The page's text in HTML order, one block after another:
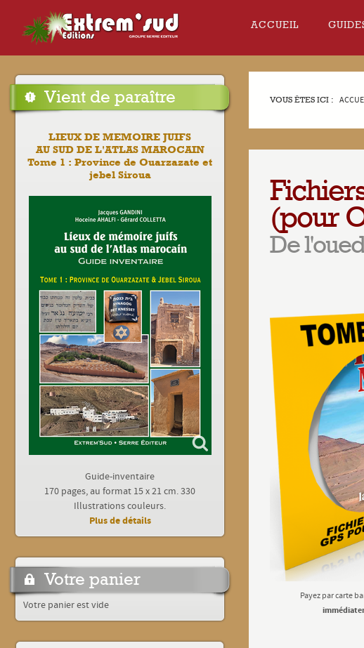
ACCUEIL
Vient de paraître
LIEUX DE MEMOIRE JUIFS
AU SUD DE L'ATLAS MAROCAIN
Tome 1 : Province de Ouarzazate et
jebel Siroua
Guide-inventaire
170 pages, au format 15 x 21 cm. 330
Illustrations couleurs.
Plus de détails
Votre panier
Votre panier est vide
VOUS ÊTES ICI :
(pour
De
Payez par carte